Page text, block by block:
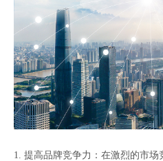
1. 提高品牌竞争力：在激烈的市